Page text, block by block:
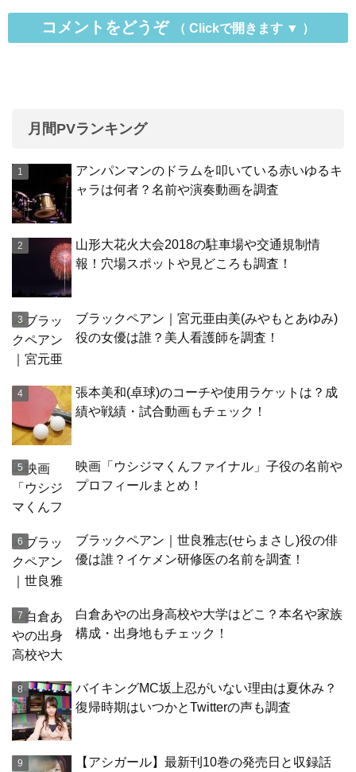
コメントをどうぞ
月間PVランキング
アンパンマンのドラムを叩いている赤いゆるキ
ャラは何者？名前や演奏動画を調査
山形大花火大会2018の駐車場や交通規制情
報！穴場スポットや見どころも調査！
ブラックペアン｜宮元亜由美(みやもとあゆみ)
役の女優は誰？美人看護師を調査！
張本美和(卓球)のコーチや使用ラケットは？成
績や戦績・試合動画もチェック！
映画「ウシジマくんファイナル」子役の名前や
プロフィールまとめ！
ブラックペアン｜世良雅志(せらまさし)役の俳
優は誰？イケメン研修医の名前を調査！
白倉あやの出身高校や大学はどこ？本名や家族
構成・出身地もチェック！
バイキングMC坂上忍がいない理由は夏休み？
復帰時期はいつかとTwitterの声も調査
【アシガール】最新刊10巻の発売日と収録話